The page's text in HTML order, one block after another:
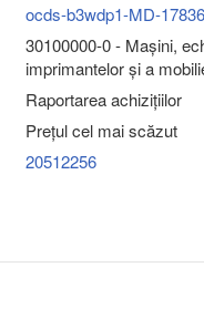
ocds-b3wdp1-MD-
30100000-0 - Maşini,
imprimantelor şi a
Raportarea achizițiilor
Preţul cel mai scăzut
20512256